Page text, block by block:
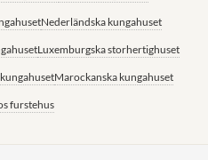
Nederländska kungahuset
Luxemburgska storhertighuset
Marockanska kungahuset
furstehus